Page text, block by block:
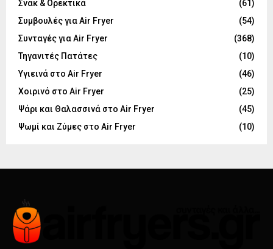
Σνακ & Ορεκτικά
(61)
Συμβουλές για Air Fryer
(54)
Συνταγές για Air Fryer
(368)
Τηγανιτές Πατάτες
(10)
Υγιεινά στο Air Fryer
(46)
Χοιρινό στο Air Fryer
(25)
Ψάρι και Θαλασσινά στο Air Fryer
(45)
Ψωμί και Ζύμες στο Air Fryer
(10)